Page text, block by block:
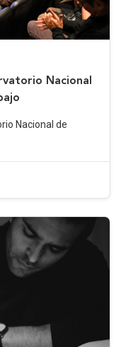
Nacional
Nacional de